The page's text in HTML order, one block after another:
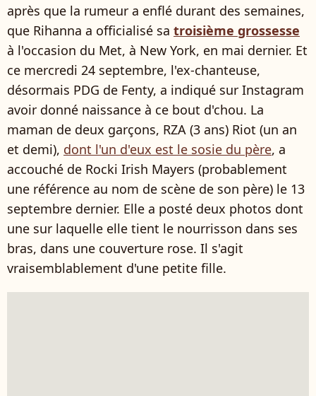
après que la rumeur a enflé durant des semaines,
que Rihanna a officialisé sa troisième grossesse
à l'occasion du Met, à New York, en mai dernier. Et
ce mercredi 24 septembre, l'ex-chanteuse,
désormais PDG de Fenty, a indiqué sur Instagram
avoir donné naissance à ce bout d'chou. La
maman de deux garçons, RZA (3 ans) Riot (un an
et demi), dont l'un d'eux est le sosie du père, a
accouché de Rocki Irish Mayers (probablement
une référence au nom de scène de son père) le 13
septembre dernier. Elle a posté deux photos dont
une sur laquelle elle tient le nourrisson dans ses
bras, dans une couverture rose. Il s'agit
vraisemblablement d'une petite fille.